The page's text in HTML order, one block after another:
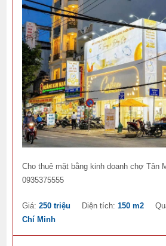
Cho thuê mặt bằng kinh doanh chợ Tân
0935375555
Giá:250 triệu Diện tích:150 m2
Chí Minh